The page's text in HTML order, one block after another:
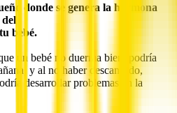
donde se genera la hormona
del
bebé.
un bebé no duerma bien, podría
y al no haber descansado,
desarrollar problemas en la